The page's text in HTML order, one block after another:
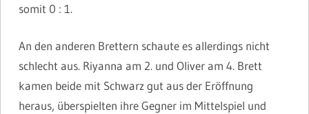
somit 0 : 1.
An den anderen Brettern schaute es allerdings nicht
schlecht aus. Riyanna am 2. und Oliver am 4. Brett
kamen beide mit Schwarz gut aus der Eröffnung
heraus, überspielten ihre Gegner im Mittelspiel und